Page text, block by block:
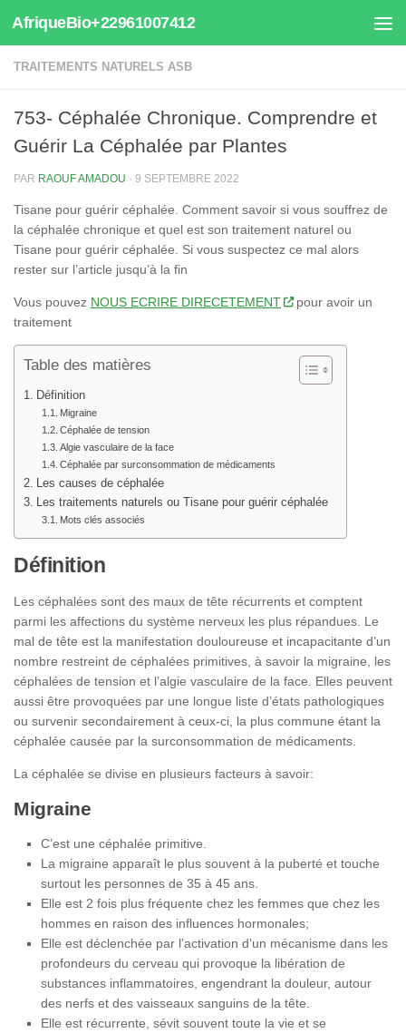
Au dessous du contenu
AfriqueBio+22961007412
TRAITEMENTS NATURELS ASB
753- Céphalée Chronique. Comprendre et
Guérir La Céphalée par Plantes
PAR RAOUF AMADOU · 9 SEPTEMBRE 2022
Tisane pour guérir céphalée. Comment savoir si vous souffrez de
la céphalée chronique et quel est son traitement naturel ou
Tisane pour guérir céphalée. Si vous suspectez ce mal alors
rester sur l’article jusqu’à la fin
Vous pouvez NOUS ECRIRE DIRECETEMENT
pour avoir un
traitement
Table des matières
Définition
Migraine
Céphalée de tension
Algie vasculaire de la face
Céphalée par surconsommation de médicaments
Les causes de céphalée
Les traitements naturels ou Tisane pour guérir céphalée
Mots clés associés
Définition
Les céphalées sont des maux de tête récurrents et comptent
parmi les affections du système nerveux les plus répandues. Le
mal de tête est la manifestation douloureuse et incapacitante d’un
nombre restreint de céphalées primitives, à savoir la migraine, les
céphalées de tension et l’algie vasculaire de la face. Elles peuvent
aussi être provoquées par une longue liste d’états pathologiques
ou survenir secondairement à ceux-ci, la plus commune étant la
céphalée causée par la surconsommation de médicaments.
La céphalée se divise en plusieurs facteurs à savoir:
Migraine
C’est une céphalée primitive.
La migraine apparaît le plus souvent à la puberté et touche
surtout les personnes de 35 à 45 ans.
Elle est 2 fois plus fréquente chez les femmes que chez les
hommes en raison des influences hormonales;
Elle est déclenchée par l’activation d’un mécanisme dans les
profondeurs du cerveau qui provoque la libération de
substances inflammatoires, engendrant la douleur, autour
des nerfs et des vaisseaux sanguins de la tête.
Elle est récurrente, sévit souvent toute la vie et se